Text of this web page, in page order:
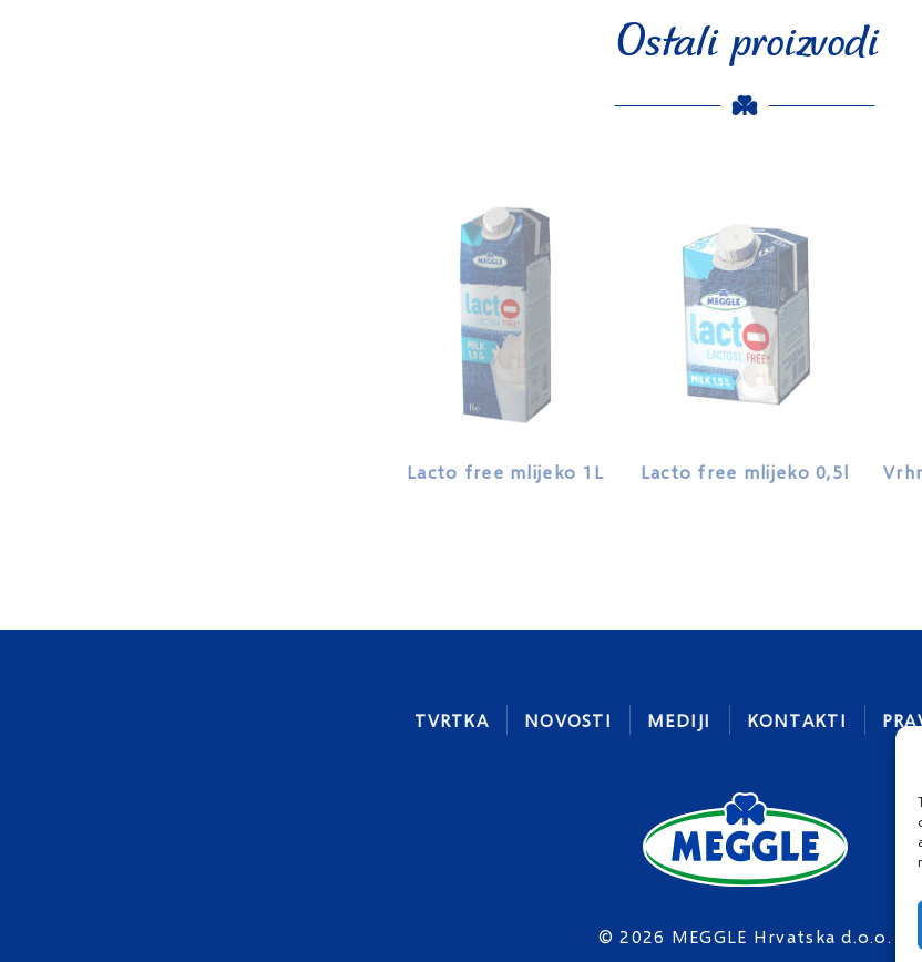
Ostali proizvodi
Lacto free mlijeko 1L Lacto free mlijeko 0,5l
TVRTKA NOVOSTI MEDIJI KONTAKTI
© 2026 MEGGLE Hrvatska d.o.o.